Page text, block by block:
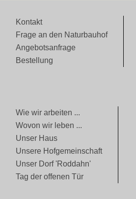
Kontakt
Frage an den Naturbauhof
Angebotsanfrage
Bestellung
Wie wir arbeiten ...
Wovon wir leben ...
Unser Haus
Unsere Hofgemeinschaft
Unser Dorf 'Roddahn'
Tag der offenen Tür